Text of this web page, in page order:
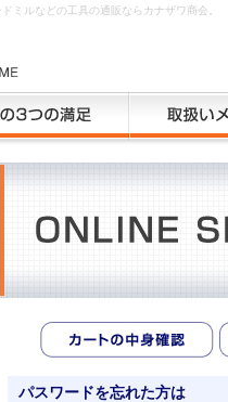
ミルなどの工具の通販ならカナザワ商会。
パスワードを忘れた方は